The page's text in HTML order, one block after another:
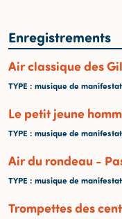
Enregistrements
Air classique des
TYPE: musique de
Le petit jeune
TYPE: musique de
Air du rondeau -
TYPE: musique de
Trompettes des